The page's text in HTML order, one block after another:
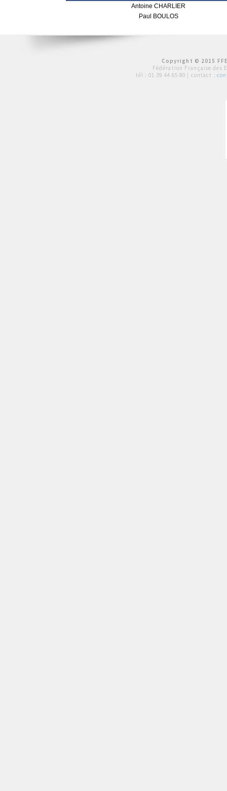
Antoine CHARLIER
Paul BOULOS
Copyright © 2015
Fédération Française des
tél : 01 39 44 65 80 | contact :